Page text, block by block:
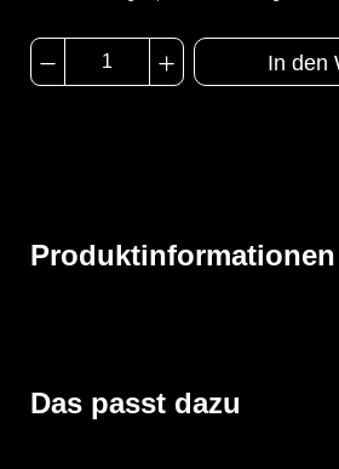
In den
Produktinformationen
Einsatz mit Clean Air
Das passt dazu